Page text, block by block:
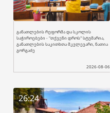
განათლების რეფორმა და სკოლის
საჭიროებები - "თქვენი დროს" სტუმარია,
განათლების საკითხთა მკვლევარი, ნათია
გორგაძე
2026-08-06
26:24